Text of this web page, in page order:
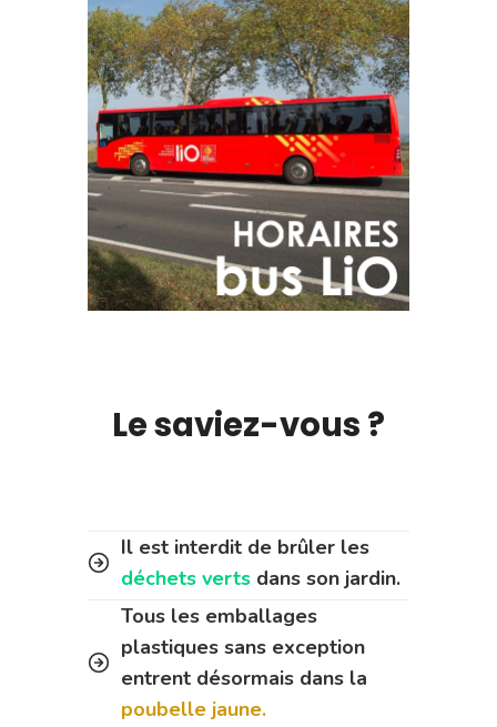
Le saviez-vous ?
Il est interdit de brûler les
déchets verts dans son jardin.
Tous les emballages
plastiques sans exception
entrent désormais dans la
poubelle jaune.